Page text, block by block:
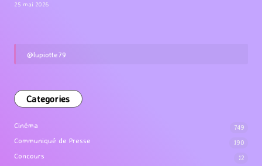
25 mai 2026
@lupiotte79
Categories
Cinéma 749
Communiqué de Presse 190
Concours 12